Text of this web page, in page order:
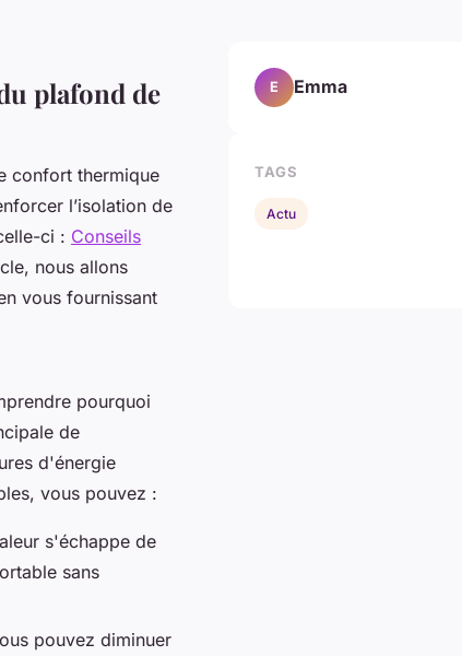
plafond de
confort thermique
l’isolation de
ci : Conseils
nous allons
vous fournissant
pourquoi
de
d'énergie
vous pouvez :
s'échappe de
sans
pouvez diminuer
E Emma
TAGS
Actu